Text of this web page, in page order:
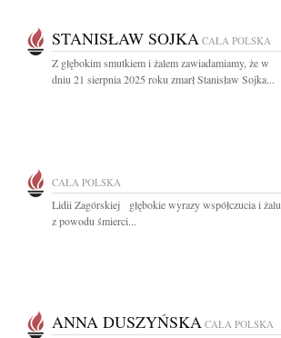
STANISŁAW SOJKA CAŁA POLSKA
Z głębokim smutkiem i żalem zawiadamiamy, że w
dniu 21 sierpnia 2025 roku zmarł Stanisław Sojka...
CAŁA POLSKA
Lidii Zagórskiej głębokie wyrazy współczucia i żalu
z powodu śmierci...
ANNA DUSZYŃSKA CAŁA POLSKA